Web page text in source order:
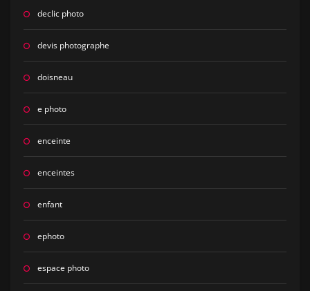
declic photo
devis photographe
doisneau
e photo
enceinte
enceintes
enfant
ephoto
espace photo